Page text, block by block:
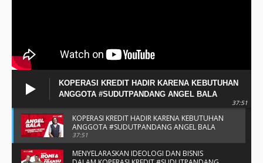
KOPERASI KREDIT HADIR KARENA KEBUTUHAN
ANGGOTA #SUDUTPANDANG ANGEL BALA
37:51
KOPERASI KREDIT HADIR KARENA KEBUTUHAN
ANGGOTA #SUDUTPANDANG ANGEL BALA
37:51
MENYELARASKAN IDEOLOGI DAN BISNIS